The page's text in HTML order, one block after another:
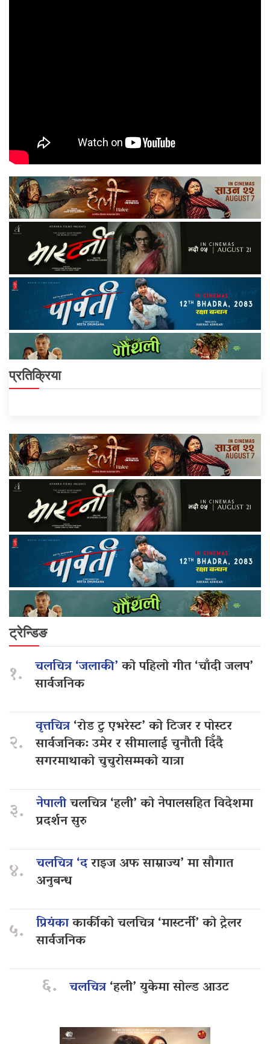
प्रतिक्रिया
ट्रेन्डिङ
१. चलचित्र ‘जलाकी’को पहिलो गीत ‘चाँदी जलप’
सार्वजनिक
२.
वृत्तचित्र‘रोड टु एभरेस्ट’ को टिजर र पोस्टर
सार्वजनिक: उमेर र सीमालाई चुनौती दिँदै
सगरमाथाको चुचुरोसम्मको यात्रा
३. नेपालीचलचित्र ‘हली’ को नेपालसहित विदेशमा
प्रदर्शन सुरु
४. चलचित्र ‘दराइज अफ साम्राज्य’ मा सौगात
अनुबन्ध
५. प्रियंकाकार्कीको चलचित्र ‘मास्टर्नी’ को ट्रेलर
सार्वजनिक
६. चलचित्र‘हली’ युकेमा सोल्ड आउट